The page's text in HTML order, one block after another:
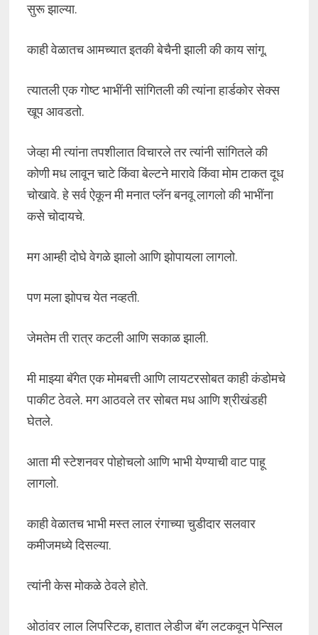
सुरू झाल्या.
काही वेळातच आमच्यात इतकी बेचैनी झाली की काय सांगू.
त्यातली एक गोष्ट भाभींनी सांगितली की त्यांना हार्डकोर सेक्स
खूप आवडतो.
जेव्हा मी त्यांना तपशीलात विचारले तर त्यांनी सांगितले की
कोणी मध लावून चाटे किंवा बेल्टने मारावे किंवा मोम टाकत दूध
चोखावे. हे सर्व ऐकून मी मनात प्लॅन बनवू लागलो की भाभींना
कसे चोदायचे.
मग आम्ही दोघे वेगळे झालो आणि झोपायला लागलो.
पण मला झोपच येत नव्हती.
जेमतेम ती रात्र कटली आणि सकाळ झाली.
मी माझ्या बॅगेत एक मोमबत्ती आणि लायटरसोबत काही कंडोमचे
पाकीट ठेवले. मग आठवले तर सोबत मध आणि श्रीखंडही
घेतले.
आता मी स्टेशनवर पोहोचलो आणि भाभी येण्याची वाट पाहू
लागलो.
काही वेळातच भाभी मस्त लाल रंगाच्या चुडीदार सलवार
कमीजमध्ये दिसल्या.
त्यांनी केस मोकळे ठेवले होते.
ओठांवर लाल लिपस्टिक, हातात लेडीज बॅग लटकवून पेन्सिल